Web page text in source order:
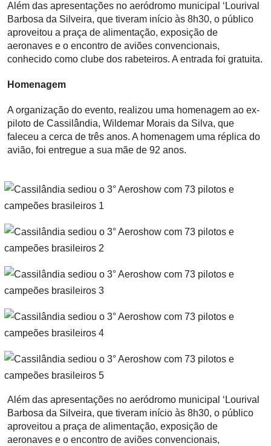
Além das apresentações no aeródromo municipal ‘Lourival
Barbosa da Silveira, que tiveram início às 8h30, o público
aproveitou a praça de alimentação, exposição de
aeronaves e o encontro de aviões convencionais,
conhecido como clube dos rabeteiros. A entrada foi gratuita.
Homenagem
A organização do evento, realizou uma homenagem ao ex-
piloto de Cassilândia, Wildemar Morais da Silva, que
faleceu a cerca de três anos. A homenagem uma réplica do
avião, foi entregue a sua mãe de 92 anos.
Além das apresentações no aeródromo municipal ‘Lourival
Barbosa da Silveira, que tiveram início às 8h30, o público
aproveitou a praça de alimentação, exposição de
aeronaves e o encontro de aviões convencionais,